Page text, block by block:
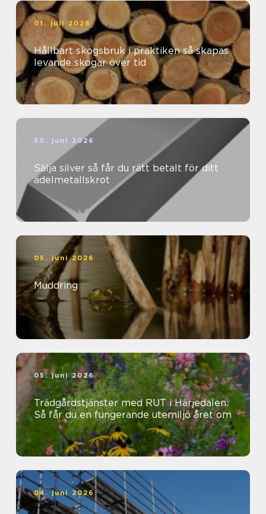
01. juli 2026
Hållbart skogsbruk i praktiken så skapas
levande skogar över tid
30. juni 2026
Sälja silver så får du rätt betalt för ditt
ädelmetallskrot
05. juni 2026
Muddring
05. juni 2026
Trädgårdstjänster med RUT i Härjedalen:
Så får du en fungerande utemiljö året om
04. juni 2026